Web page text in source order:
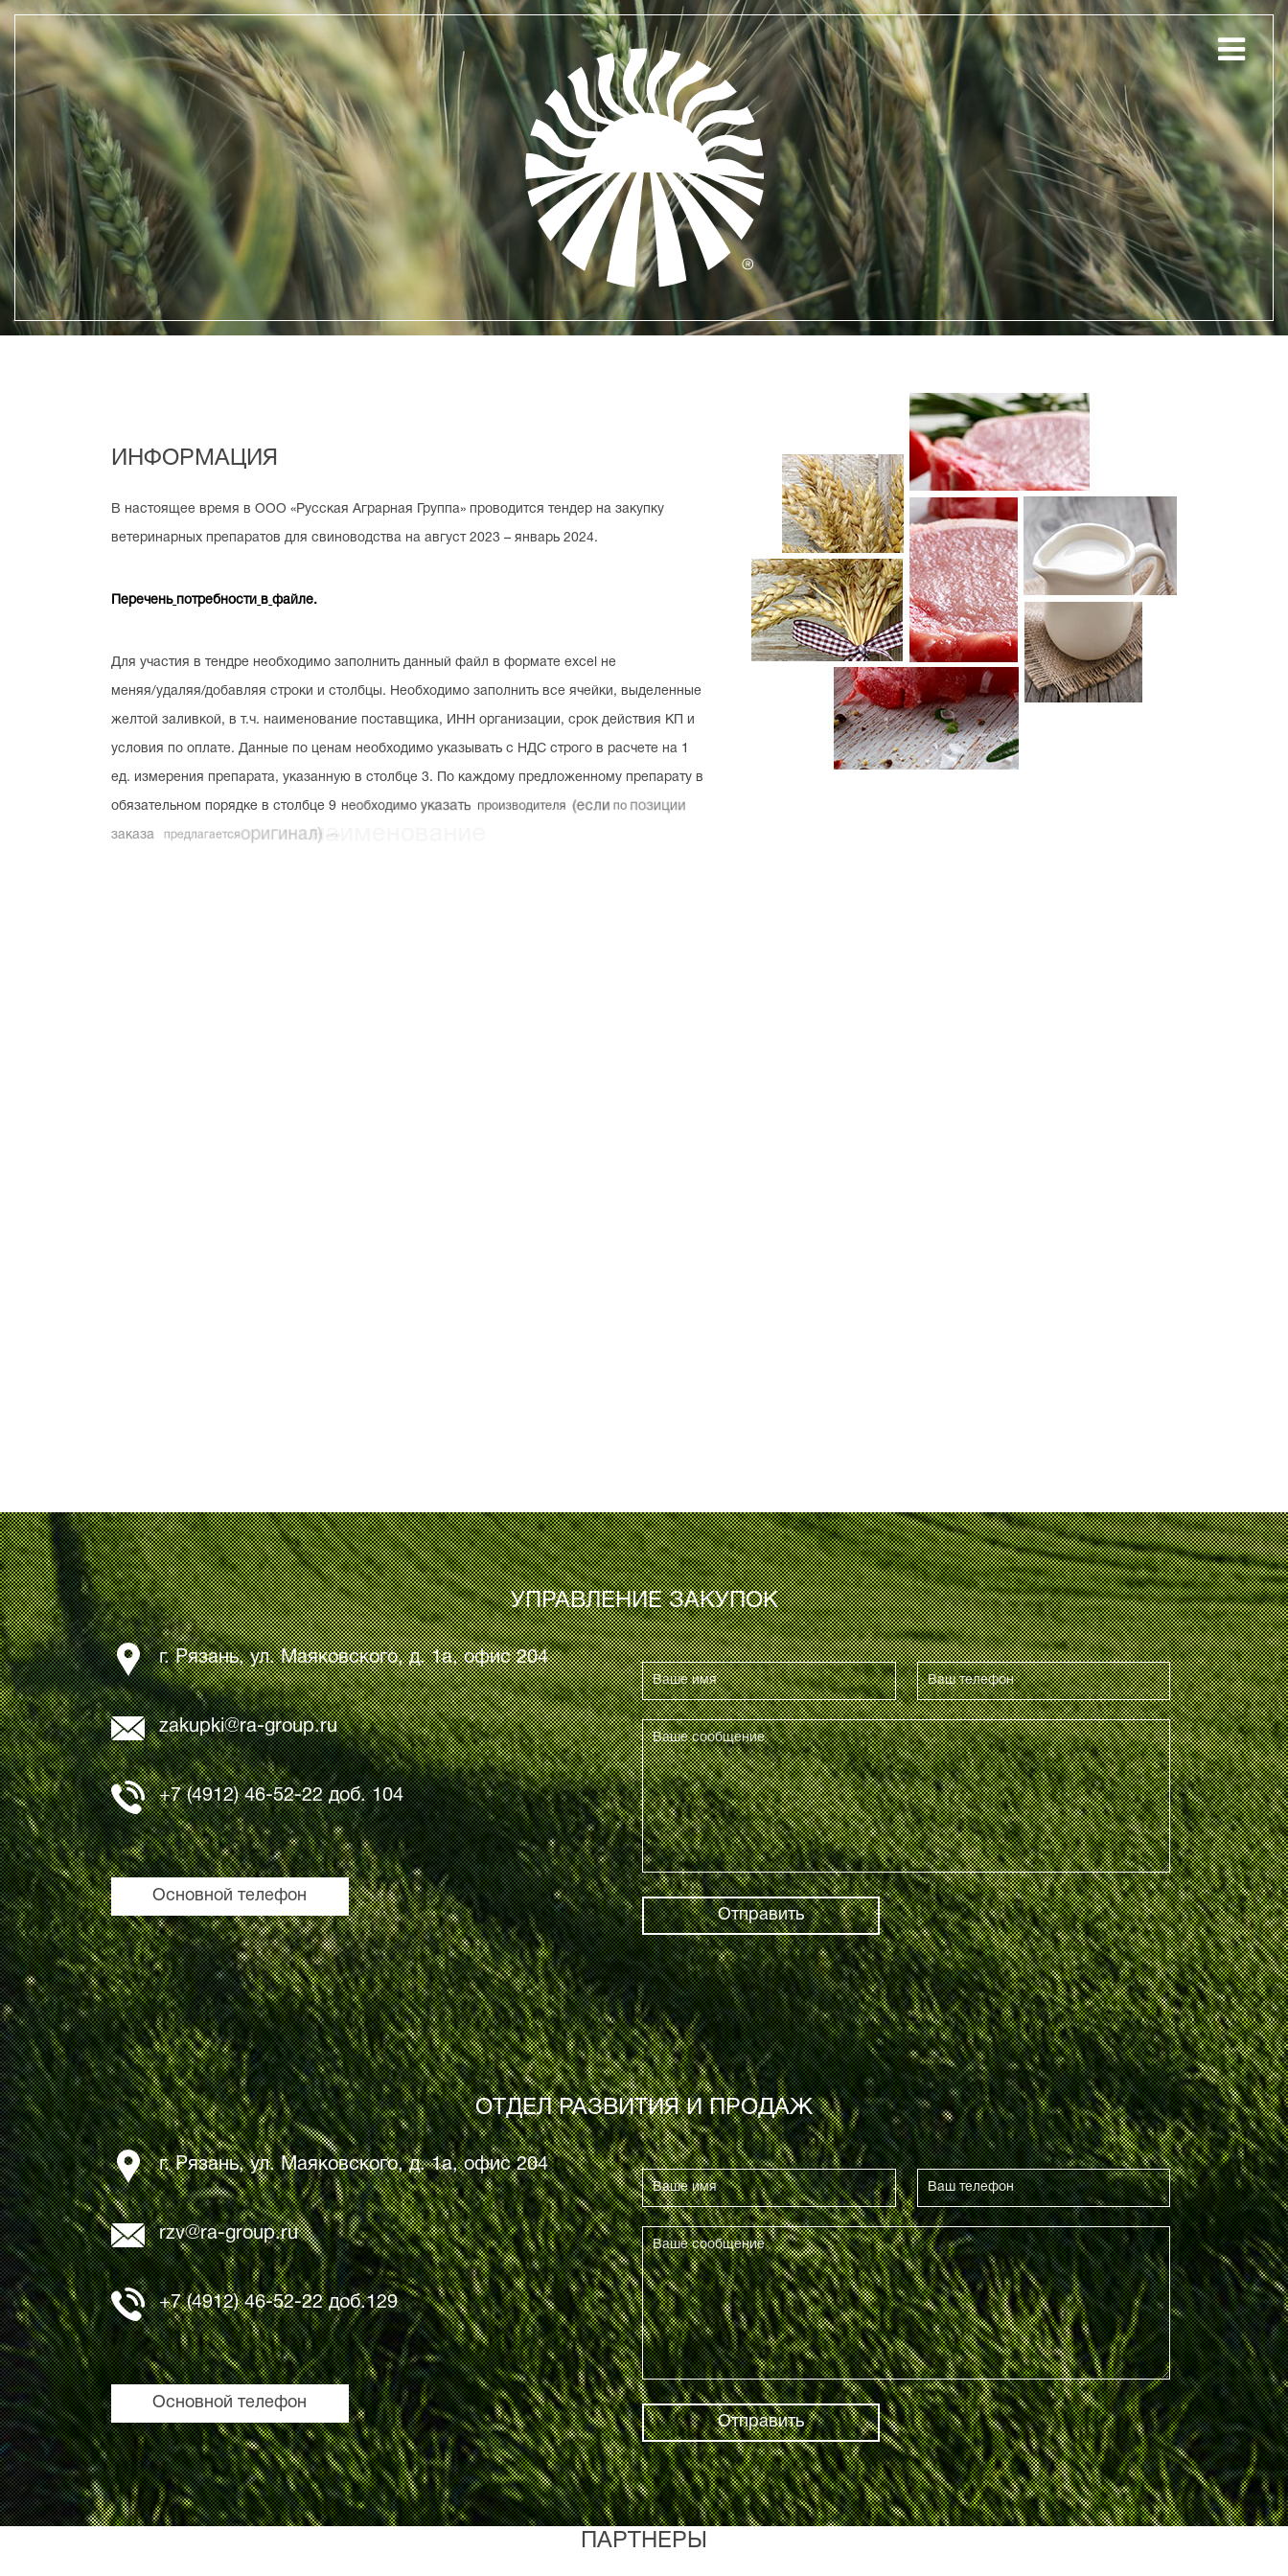
И НФОР МАЦИЯ
В настоящее время в ООО «Русская Аграрная Группа» проводится тендер на закупку
ветеринарных препаратов для свиноводства на август 2023 – январь 2024.
Перечень потребности в файле.
Для участия в тендре необходимо заполнить данный файл в формате excel не
меняя/удаляя/добавляя строки и столбцы. Необходимо заполнить все ячейки, выделенные
желтой заливкой, в т.ч. наименование поставщика, ИНН организации, срок действия КП и
условия по оплате. Данные по ценам необходимо указывать с НДС строго в расчете на 1
ед. измерения препарата, указанную в столбце 3. По каждому предложенному препарату в
обязательном порядке в столбце 9 необходимо указать производителя (если по позиции
заказа предлагается оригинал) либо
УПРАВЛЕНИЕ ЗАКУПОК
г. Рязань, ул. Маяковского, д. 1а, офис 204
zakupki@ra-group.ru
+7 (4912) 46-52-22 доб. 104
Основной телефон
Отправить
ОТДЕЛ РАЗВИТИЯ И ПРОДАЖ
г. Рязань, ул. Маяковского, д. 1а, офис 204
rzv@ra-group.ru
+7 (4912) 46-52-22 доб.129
Основной телефон
Отправить
ПАРТНЕРЫ